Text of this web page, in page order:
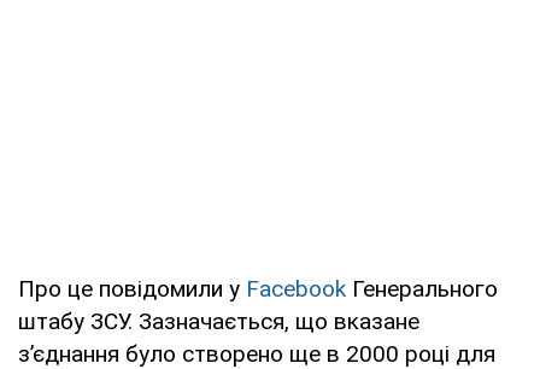
Про це повідомили у Facebook Генерального
штабу ЗСУ. Зазначається, що вказане
з’єднання було створено ще в 2000 році для